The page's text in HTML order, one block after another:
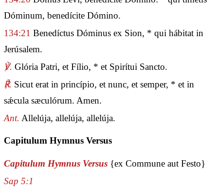
Dóminum, benedícite Dómino.
134:21 Benedíctus Dóminus ex Sion, * qui hábitat in
Jerúsalem.
℣. Glória Patri, et Fílio, * et Spirítui Sancto.
℟. Sicut erat in princípio, et nunc, et semper, * et in
sǽcula sæculórum. Amen.
Ant. Allelúja, allelúja, allelúja.
Capitulum Hymnus Versus
Capitulum Hymnus Versus {ex Commune aut Festo}
Sap 5:1